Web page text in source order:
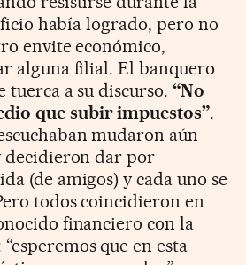
había logrado, pero no
envite económico,
alguna filial. El banquero
tuerca a su discurso.“No
que subir impuestos”.
mudaron aún
decidieron dar por
(de amigos) y cada uno se
todos coincidieron en
financiero con la
que en esta